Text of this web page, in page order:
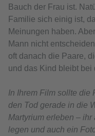
Bauch der Frau ist.
Familie sich einig ist,
Meinungen haben.
Mann nicht
oft danach die Paare,
und das Kind bleibt bei
In Ihrem Film sollte die
den Tod gerade in die
Martyrium erleben –
legen und auch ein